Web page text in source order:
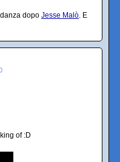
dopo Jesse Malò. E
of :D